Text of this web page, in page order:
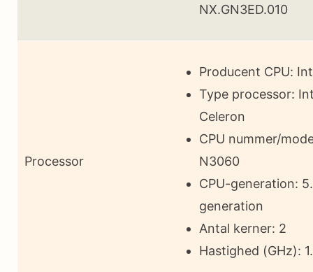
NX.GN3ED.010
Processor
Producent CPU:
Type processor:
Celeron
CPU nummer/
N3060
CPU-generation: 5.
generation
Antal kerner: 2
Hastighed (GHz):